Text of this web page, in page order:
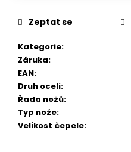
Kategorie:
Záruka:
EAN:
Druh oceli:
Řada nožů:
Typ nože:
Velikost čepele:
Zeptat se